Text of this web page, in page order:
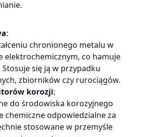
:
chronionego metalu w
elektrochemicznym, co hamuje
się ją w przypadku
zbiorników czy rurociągów.
korozji:
do środowiska korozyjnego
chemiczne odpowiedzialne za
stosowane w przemyśle